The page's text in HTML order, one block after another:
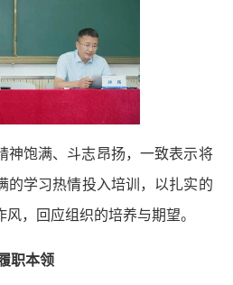
神饱满、斗志昂扬，一致表示将
的学习热情投入培训，以扎实的
，回应组织的培养与期望。
职本领